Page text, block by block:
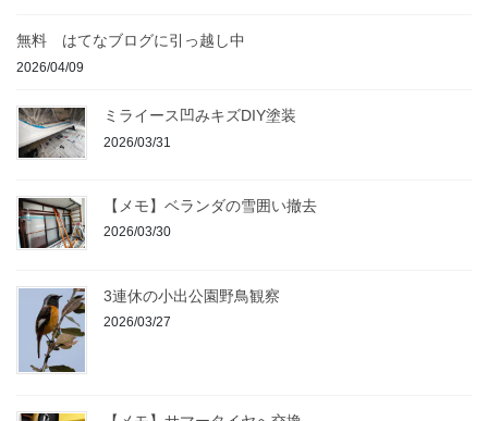
無料 はてなブログに引っ越し中
2026/04/09
ミライース凹みキズDIY塗装
2026/03/31
【メモ】ベランダの雪囲い撤去
2026/03/30
3連休の小出公園野鳥観察
2026/03/27